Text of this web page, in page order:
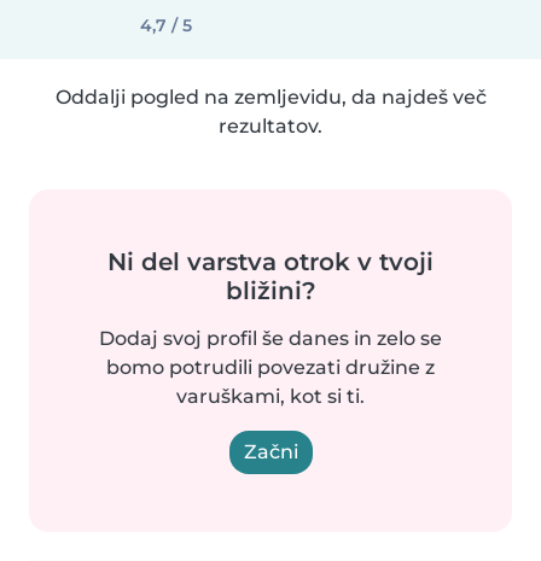
4,7 / 5
Oddalji pogled na zemljevidu, da najdeš več
rezultatov.
Ni del varstva otrok v tvoji
bližini?
Dodaj svoj profil še danes in zelo se
bomo potrudili povezati družine z
varuškami, kot si ti.
Začni